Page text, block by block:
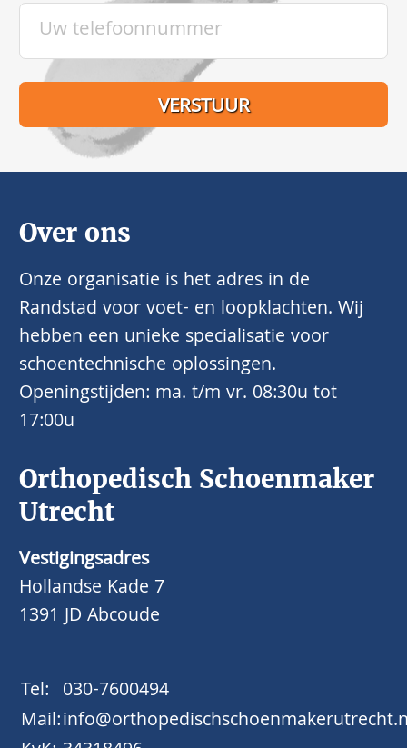
Orthopedisch Schoenmaker
Utrecht
Vestigingsadres
Hollandse Kade 7
1391 JD Abcoude
Tel: 030-7600494
Mail:
Over ons
Onze organisatie is het adres in de
Randstad voor voet- en loopklachten. Wij
hebben een unieke specialisatie voor
schoentechnische oplossingen.
Openingstijden: ma. t/m vr. 08:30u tot
17:00u